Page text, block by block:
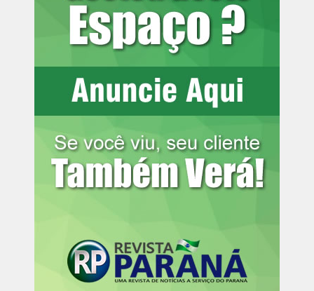
climáticas registradas antes da floração e durante a
formação dos grãos.
do café das lavouras e a secagem nos terreiros. O
excesso de umidade também aumentou a queda de frutos
no solo, o que pode comprometer a qualidade de parte
dos lotes e reduzir a disponibilidade de cafés de melhor
O problema atingiu principalmente áreas do Sul de
Minas, maior região produtora de arábica do País. O
A entrada mais lenta do café novo mantém o mercado
atento à oferta brasileira. Os estoques certificados na